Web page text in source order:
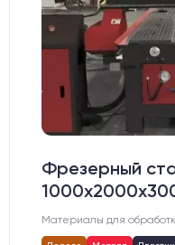
Фрезерный
Материалы для